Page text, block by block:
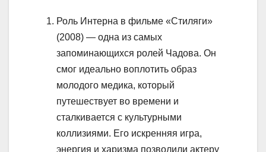
Роль Интерна в фильме «Стиляги»
(2008) — одна из самых
запоминающихся ролей Чадова. Он
смог идеально воплотить образ
молодого медика, который
путешествует во времени и
сталкивается с культурными
коллизиями. Его искренняя игра,
энергия и харизма позволили актеру